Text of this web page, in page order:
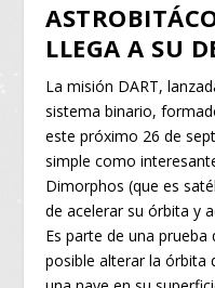
LLEGA A SU
La misión DART,
sistema binario,
este próximo 26 de
simple como
Dimorphos (que es
de acelerar su órbita y
Es parte de una
posible alterar la órbita